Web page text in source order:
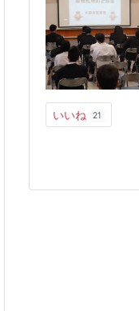
いいね 21